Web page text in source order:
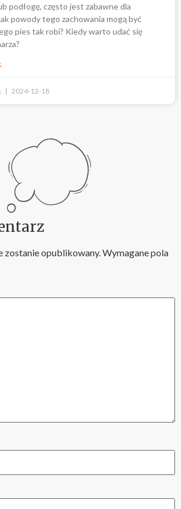
podłogę, często jest zabawne dla
powody tego zachowania mogą być
pies tak robi? Kiedy warto udać się
2024-12-18
zostanie opublikowany.Wymagane pola